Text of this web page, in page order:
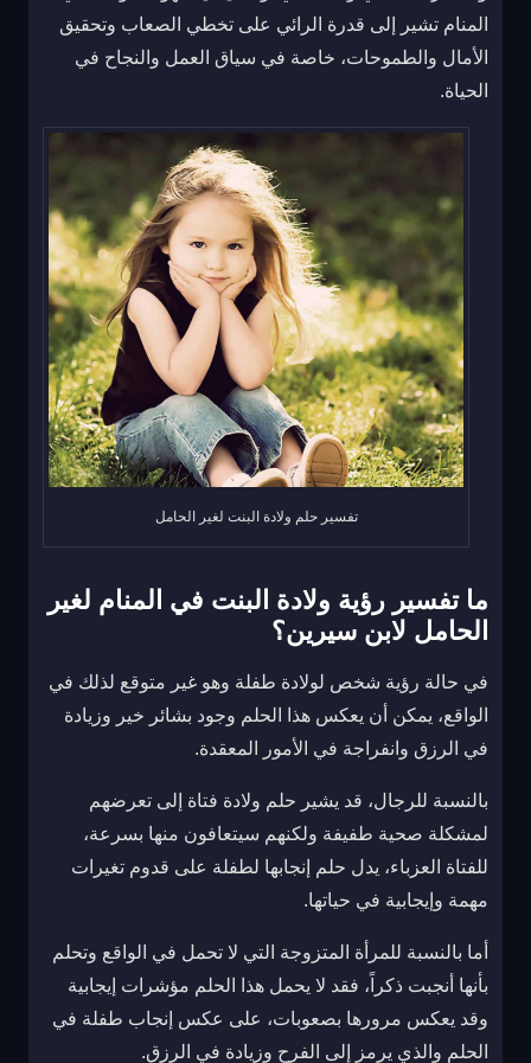
المنام تشير إلى قدرة الرائي على تخطي الصعاب وتحقيق
الأمال والطموحات، خاصة في سياق العمل والنجاح في
الحياة.
تفسير حلم ولادة البنت لغير الحامل
ما تفسير رؤية ولادة البنت في المنام لغير
الحامل لابن سيرين؟
في حالة رؤية شخص لولادة طفلة وهو غير متوقع لذلك في
الواقع، يمكن أن يعكس هذا الحلم وجود بشائر خير وزيادة
في الرزق وانفراجة في الأمور المعقدة.
بالنسبة للرجال، قد يشير حلم ولادة فتاة إلى تعرضهم
لمشكلة صحية طفيفة ولكنهم سيتعافون منها بسرعة،
للفتاة العزباء، يدل حلم إنجابها لطفلة على قدوم تغيرات
مهمة وإيجابية في حياتها.
أما بالنسبة للمرأة المتزوجة التي لا تحمل في الواقع وتحلم
بأنها أنجبت ذكراً، فقد لا يحمل هذا الحلم مؤشرات إيجابية
وقد يعكس مرورها بصعوبات، على عكس إنجاب طفلة في
الحلم والذي يرمز إلى الفرح وزيادة في الرزق.